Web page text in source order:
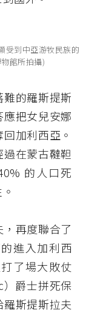
受到中亞游牧民族的
館所拍攝)
的羅斯提斯
把女兒安娜
加利西亞。
在蒙古韃靼
的人口死
再度聯合了
進入加利西
了場大敗仗
爵士拼死保
斯提斯拉夫